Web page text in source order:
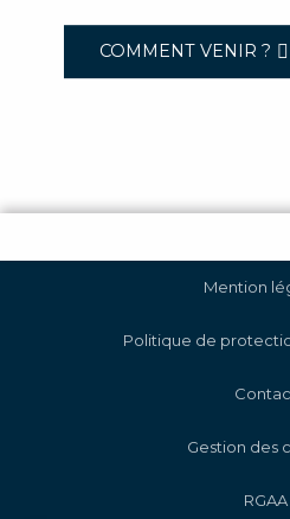
COMMENT VENIR ?
Mention
Politique de
Gestion des
RGAA